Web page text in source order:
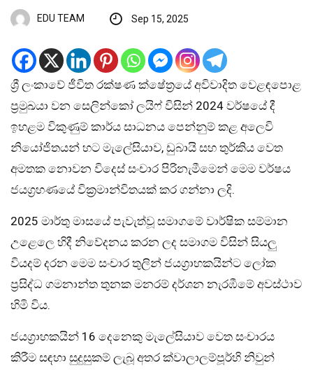
EDU TEAM Sep 15, 2025
ශ්‍රී ලංකාවේ ජීවිත රක්ෂණ ක්ෂේත්‍රයේ අවිවාදිත වෙළඳපොළ
ප්‍රමුඛයා වන සෙලින්කෝ ලයිෆ් විසින් 2024 වර්ෂයේ දී
ඉහළම විකුණුම් කාර්ය සාධනය පෙන්නුම් කළ අලෙවි
නියෝජිතයන් හට මැලේසියාව, ඩුබායි සහ තුර්කිය වෙත
අමතක නොවන විදෙස් සංචාර පිරිනැමීමෙන් මෙම වර්ෂය
ජයග්‍රහණයේ වික්‍රමාන්විතයක් කර ගන්නා ලදි.
2025 මාර්තු මාසයේ පැවැත්වූ සමාගමේ වාර්ෂික සම්මාන
උළෙලෙ හිදී නිවේදනය කරන ලද සමාගම විසින් සියලු‍
වියදම් දරන මෙම සංචාර තුලින් ජයග්‍රාහකයින්ට ලෝක
ප්‍රසිද්ධ ගමනාන්ත තුනක මනරම් දර්ශන නැරඹීමේ අවස්ථාව
හිමි විය.
ජයග්‍රාහකයින් 16 දෙනෙකු මැලේසියාව වෙත සංචාරය
කිරීම සඳහා සුදුසුකම් ලැබූ අතර ක්වාලාලම්පූර්හි නිවුන්